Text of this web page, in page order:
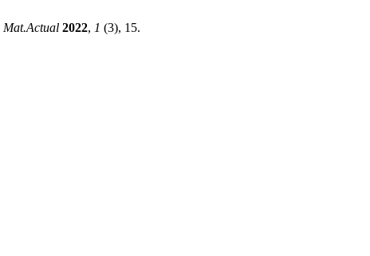
Mat.Actual 2022, 1 (3), 15.